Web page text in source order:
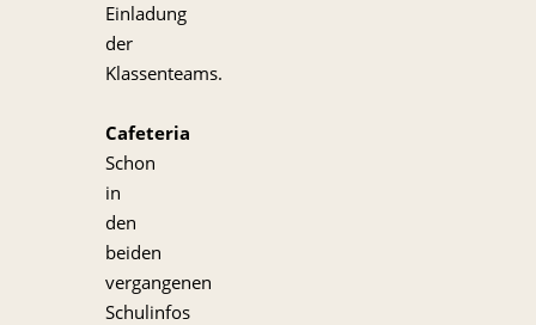
Einladung
der
Klassenteams.
Cafeteria
Schon
in
den
beiden
vergangenen
Schulinfos